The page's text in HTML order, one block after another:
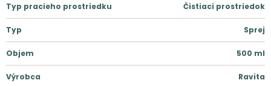
Typ pracieho prostriedku Čistiaci prostriedok
Typ Sprej
Objem 500 ml
Výrobca Ravita